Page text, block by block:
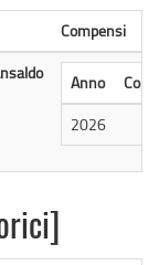
Compensi
Anno
2026